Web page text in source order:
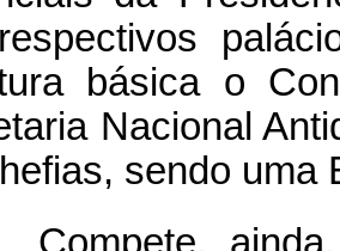
básica o
Nacional
sendo uma